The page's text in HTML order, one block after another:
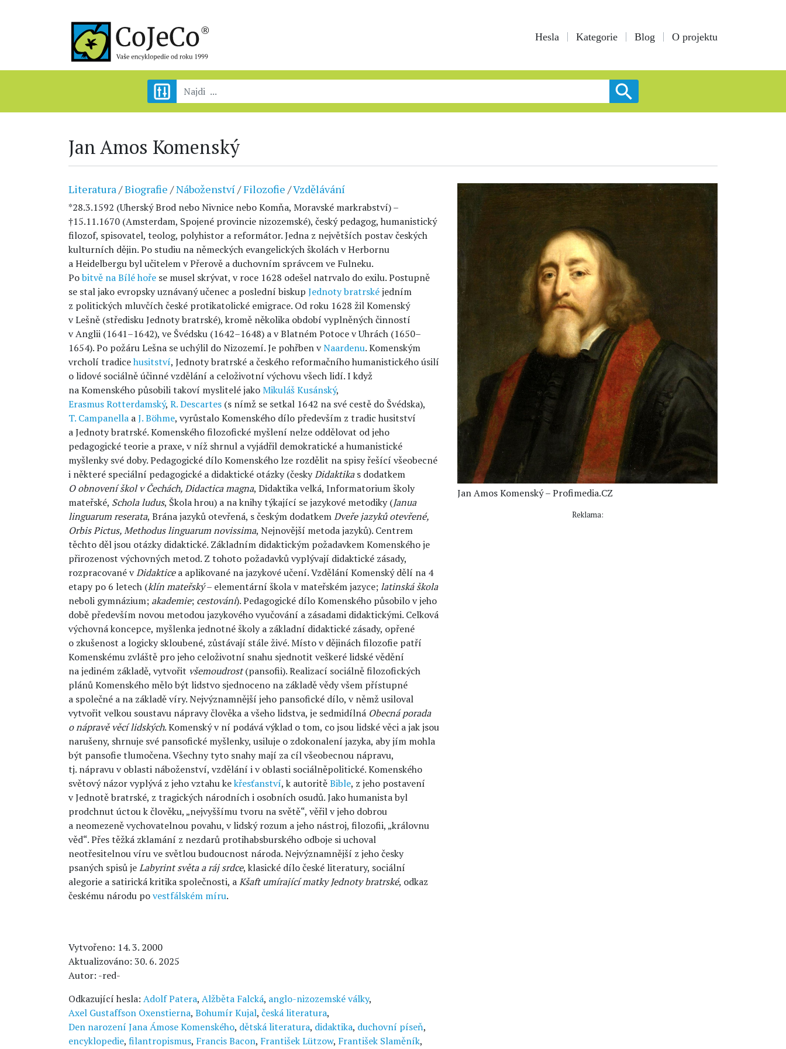
Hesla Kategorie Blog O projektu
Jan Amos Komenský
Literatura/Biografie /Náboženství/Filozofie /Vzdělávání
*28.3.1592 (Uherský Brod nebo Nivnice nebo Komňa, Moravské markrabství) –
†15.11.1670 (Amsterdam, Spojené provincie nizozemské), český pedagog, humanistický
filozof, spisovatel, teolog, polyhistor a reformátor. Jedna z největších postav českých
kulturních dějin. Po studiu na německých evangelických školách v Herbornu
a Heidelbergu byl učitelem v Přerově a duchovním správcem ve Fulneku.
Pobitvě na Bílé hoře se musel skrývat, v roce 1628 odešel natrvalo do exilu. Postupně
se stal jako evropsky uznávaný učenec a poslední biskup Jednoty bratrskéjedním
z politických mluvčích české protikatolické emigrace. Od roku 1628 žil Komenský
v Lešně (středisku Jednoty bratrské), kromě několika období vyplněných činností
v Anglii (1641–1642), ve Švédsku (1642–1648) a v Blatném Potoce v Uhrách (1650–
1654). Po požáru Lešna se uchýlil do Nizozemí. Je pohřben vNaardenu. Komenským
vrcholí tradicehusitství, Jednoty bratrské a českého reformačního humanistického úsilí
o lidové sociálně účinné vzdělání a celoživotní výchovu všech lidí. I když
na Komenského působili takoví myslitelé jakoMikuláš Kusánský,
Erasmus Rotterdamský, R. Descartes (s nímž se setkal 1642 na své cestě do Švédska),
T. Campanella aJ. Böhme, vyrůstalo Komenského dílo především z tradic husitství
a Jednoty bratrské. Komenského filozofické myšlení nelze oddělovat od jeho
pedagogické teorie a praxe, v níž shrnul a vyjádřil demokratické a humanistické
myšlenky své doby. Pedagogické dílo Komenského lze rozdělit na spisy řešící všeobecné
i některé speciální pedagogické a didaktické otázky (českyDidaktikas dodatkem
O obnovení škol v Čechách, Didactica magna, Didaktika velká, Informatorium školy
mateřské, Schola ludus, Škola hrou) a na knihy týkající se jazykové metodiky (Janua
linguarum reserata, Brána jazyků otevřená, s českým dodatkemDveře jazyků otevřené,
Orbis Pictus, Methodus linguarum novissima, Nejnovější metoda jazyků). Centrem
těchto děl jsou otázky didaktické. Základním didaktickým požadavkem Komenského je
přirozenost výchovných metod. Z tohoto požadavků vyplývají didaktické zásady,
rozpracované vDidakticea aplikované na jazykové učení. Vzdělání Komenský dělí na 4
etapy po 6 letech (klín mateřský– elementární škola v mateřském jazyce;latinská škola
neboli gymnázium; akademie; cestování). Pedagogické dílo Komenského působilo v jeho
době především novou metodou jazykového vyučování a zásadami didaktickými. Celková
výchovná koncepce, myšlenka jednotné školy a základní didaktické zásady, opřené
o zkušenost a logicky skloubené, zůstávají stále živé. Místo v dějinách filozofie patří
Komenskému zvláště pro jeho celoživotní snahu sjednotit veškeré lidské vědění
na jediném základě, vytvořit všemoudrost(pansofii). Realizací sociálně filozofických
plánů Komenského mělo být lidstvo sjednoceno na základě vědy všem přístupné
a společné a na základě víry. Nejvýznamnější jeho pansofické dílo, v němž usiloval
vytvořit velkou soustavu nápravy člověka a všeho lidstva, je sedmidílná Obecná porada
o nápravě věcí lidských. Komenský v ní podává výklad o tom, co jsou lidské věci a jak jsou
narušeny, shrnuje své pansofické myšlenky, usiluje o zdokonalení jazyka, aby jím mohla
být pansofie tlumočena. Všechny tyto snahy mají za cíl všeobecnou nápravu,
tj. nápravu v oblasti náboženství, vzdělání i v oblasti sociálněpolitické. Komenského
světový názor vyplývá z jeho vztahu kekřesťanství, k autoritěBible, z jeho postavení
v Jednotě bratrské, z tragických národních i osobních osudů. Jako humanista byl
prodchnut úctou k člověku, „nejvyššímu tvoru na světě“, věřil v jeho dobrou
a neomezeně vychovatelnou povahu, v lidský rozum a jeho nástroj, filozofii, „královnu
věd“. Přes těžká zklamání z nezdarů protihabsburského odboje si uchoval
neotřesitelnou víru ve světlou budoucnost národa. Nejvýznamnější z jeho česky
psaných spisů jeLabyrint světa a ráj srdce, klasické dílo české literatury, sociální
alegorie a satirická kritika společnosti, aKšaft umírající matky Jednoty bratrské, odkaz
českému národu povestfálském míru.
Vytvořeno: 14. 3. 2000
Aktualizováno: 30. 6. 2025
Autor: -red-
Odkazující hesla: Adolf Patera, Alžběta Falcká, anglo-nizozemské války,
Axel Gustaffson Oxenstierna, Bohumír Kujal, česká literatura,
Den narození Jana Ámose Komenského, dětská literatura, didaktika, duchovní píseň,
encyklopedie, filantropismus, Francis Bacon, František Lützow, František Slaměník,
Jan Amos Komenský – Profimedia.CZ
Reklama: